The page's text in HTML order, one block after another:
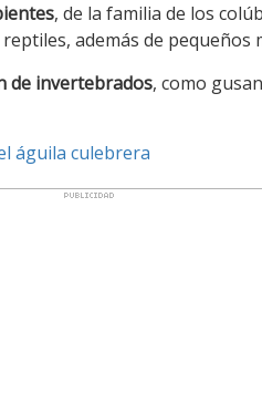
, de la familia de los
además de pequeños
de invertebrados, como
águila culebrera